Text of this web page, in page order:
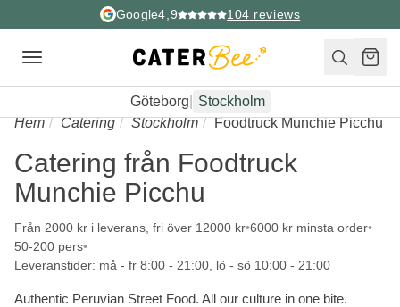
Google4,9 104 reviews
Toggle
Göteborg
Stockholm
Hem
Catering Stockholm Foodtruck Munchie Picchu
Catering från Foodtruck
Munchie Picchu
Från 2000 kr i leverans, fri över 12000 kr 6000 kr minsta order
50-200 pers
Leveranstider: må - fr 8:00 - 21:00, lö - sö 10:00 - 21:00
Authentic Peruvian Street Food. All our culture in one bite.